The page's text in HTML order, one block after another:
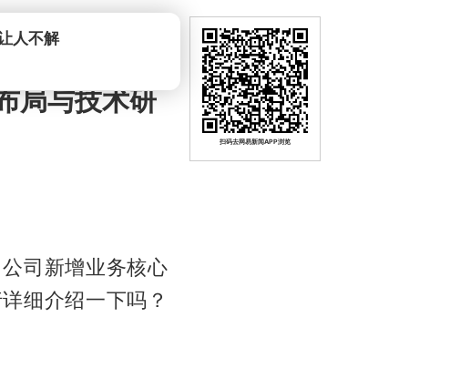
局与技术研
司新增业务核心
细介绍一下吗？
扫码去网易新闻APP浏览